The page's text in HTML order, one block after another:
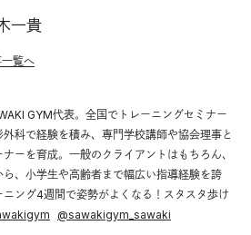
一貴
GYM代表。全国でトレーニングセミナー
科で経験を積み、専門学校講師や協会理事と
ーを育成。一般のクライアントはもちろん、
、小学生や高齢者まで幅広い指導経験を誇
ング4週間で姿勢がよくなる！スタスタ歩け
@sawakigym_sawaki
覧へ